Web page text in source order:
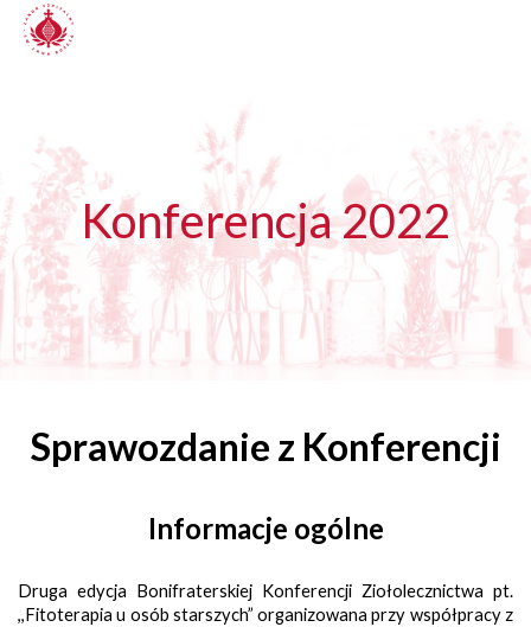
Konferencja 2022
Sprawozdanie z Konferencji
Informacje ogólne
Druga edycja Bonifraterskiej Konferencji Ziołolecznictwa pt.
,,Fitoterapia u osób starszych” organizowana przy współpracy z